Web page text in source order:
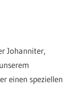
Johanniter,
einen speziellen